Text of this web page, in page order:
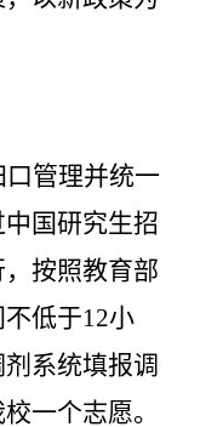
管理并统一
国研究生招
按照教育部
低于12小
系统填报调
一个志愿。